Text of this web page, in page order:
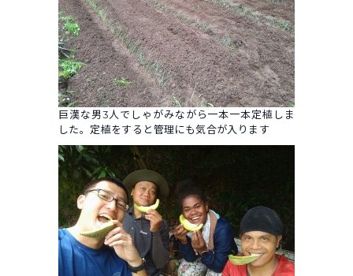
巨漢な男3人でしゃがみながら一本一本定植しま
した。定植をすると管理にも気合が入ります